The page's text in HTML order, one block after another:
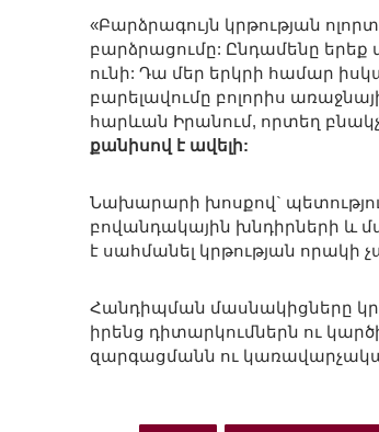
«Բարձրագույն կրթության
բարձրացումը: Ընդամենը երեք
ունի: Դա մեր երկրի համար
բարելավումը բոլորիս
հարևան Իրանում, որտեղ
քանիսով է ավելի:
Նախարարի խոսքով`
բովանդակային խնդիրների և
է սահմանել կրթության
Հանդիպման մասնակիցները
իրենց դիտարկումներն ու
զարգացմանն ու